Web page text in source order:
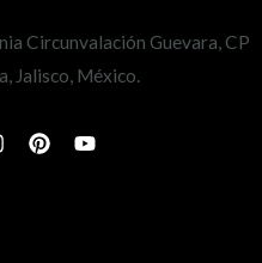
Circunvalación Guevara, CP
Jalisco, México.